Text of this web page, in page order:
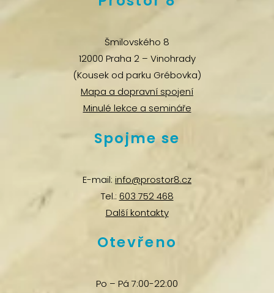
Šmilovského 8
12000 Praha 2 – Vinohrady
(Kousek od parku Grébovka)
Mapa a dopravní spojení
Minulé lekce a semináře
Spojme se
E-mail: info@prostor8.cz
Tel.: 603 752 468
Další kontakty
Otevřeno
Po – Pá 7:00-22:00